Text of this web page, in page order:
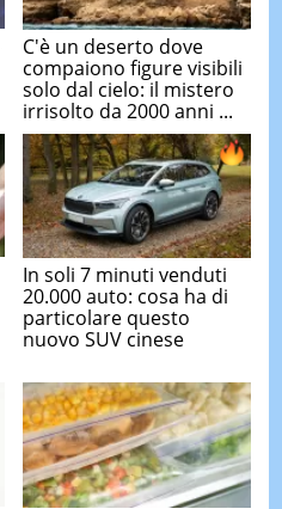
C'è un deserto dove
compaiono figure visibili
solo dal cielo: il mistero
irrisolto da 2000 anni ...
In soli 7 minuti venduti
20.000 auto: cosa ha di
particolare questo
nuovo SUV cinese